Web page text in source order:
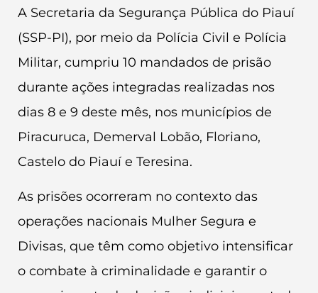
A Secretaria da Segurança Pública do Piauí
(SSP-PI), por meio da Polícia Civil e Polícia
Militar, cumpriu 10 mandados de prisão
durante ações integradas realizadas nos
dias 8 e 9 deste mês, nos municípios de
Piracuruca, Demerval Lobão, Floriano,
Castelo do Piauí e Teresina.
As prisões ocorreram no contexto das
operações nacionais Mulher Segura e
Divisas, que têm como objetivo intensificar
o combate à criminalidade e garantir o